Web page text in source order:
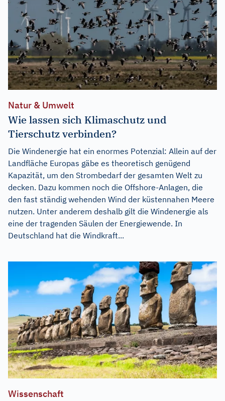
Natur & Umwelt
Wie lassen sich Klimaschutz und
Tierschutz verbinden?
Die Windenergie hat ein enormes Potenzial: Allein auf der
Landfläche Europas gäbe es theoretisch genügend
Kapazität, um den Strombedarf der gesamten Welt zu
decken. Dazu kommen noch die Offshore-Anlagen, die
den fast ständig wehenden Wind der küstennahen Meere
nutzen. Unter anderem deshalb gilt die Windenergie als
eine der tragenden Säulen der Energiewende. In
Deutschland hat die Windkraft...
Wissenschaft